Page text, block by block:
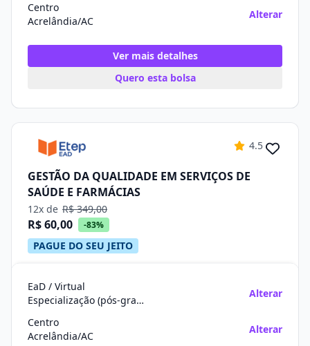
Centro
Acrelândia/AC
Alterar
Ver mais detalhes
Quero esta bolsa
4.5
GESTÃO DA QUALIDADE EM SERVIÇOS DE
SAÚDE E FARMÁCIAS
12x de R$ 349,00
R$ 60,00 -83%
PAGUE DO SEU JEITO
EaD / Virtual
Especialização (pós-graduação)
Alterar
Centro
Acrelândia/AC
Alterar